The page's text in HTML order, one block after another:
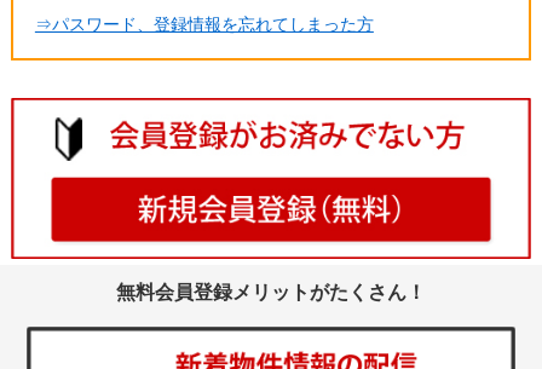
⇒パスワード、登録情報を忘れてしまった方
無料会員登録メリットがたくさん！